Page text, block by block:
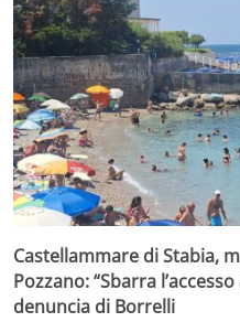
Castellammare di Stabia,
Pozzano: “Sbarra
denuncia di Borrelli